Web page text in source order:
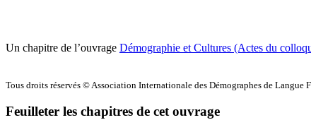
Un chapitre de l’ouvrage Démographie et Cultures (Actes du
Tous droits réservés © Association Internationale des Démographes de Langue
Feuilleter les chapitres de cet ouvrage